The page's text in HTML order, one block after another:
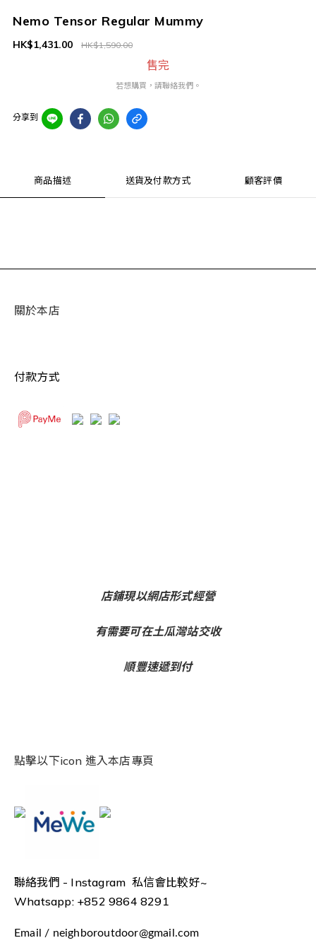
Nemo Tensor Regular Mummy
HK$1,590.00
HK$1,431.00
售完
若想購買，請聯絡我們。
分享到
商品描述 送貨及付款方式 顧客評價
關於本店
付款方式
店鋪現以網店形式經營
有需要可在土瓜灣站交收
順豐速遞到付
點擊以下icon 進入本店專頁
聯絡我們 - Instagram 私信會比較好~
Whatsapp: +852 9864 8291
Email / neighboroutdoor@gmail.com